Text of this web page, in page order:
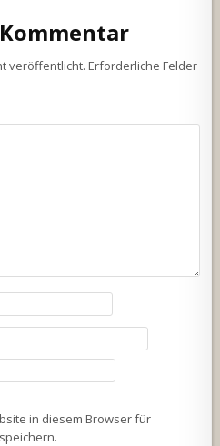
veröffentlicht. Erforderliche Felder
in diesem Browser für